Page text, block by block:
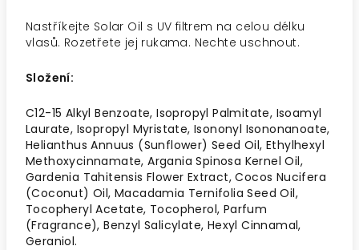
Nastříkejte Solar Oil s UV filtrem na celou délku
vlasů. Rozetřete jej rukama. Nechte uschnout.
Složení:
C12-15 Alkyl Benzoate, Isopropyl Palmitate, Isoamyl
Laurate, Isopropyl Myristate, Isononyl Isononanoate,
Helianthus Annuus (Sunflower) Seed Oil, Ethylhexyl
Methoxycinnamate, Argania Spinosa Kernel Oil,
Gardenia Tahitensis Flower Extract, Cocos Nucifera
(Coconut) Oil, Macadamia Ternifolia Seed Oil,
Tocopheryl Acetate, Tocopherol, Parfum
(Fragrance), Benzyl Salicylate, Hexyl Cinnamal,
Geraniol.